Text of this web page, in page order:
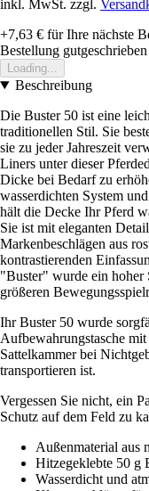
inkl. MwSt. zzgl.
+7,63 € für Ihre nächste
Bestellung gutgeschrieben
Loading...
Beschreibung
Die Buster 50 ist eine
traditionellen Stil. Sie
sie zu jeder Jahreszeit
Liners unter dieser
Dicke bei Bedarf zu
wasserdichten System
hält die Decke Ihr Pferd
Sie ist mit eleganten
Markenbeschlägen aus
kontrastierenden
"Buster" wurde ein hoher
größeren
Ihr Buster 50 wurde
Aufbewahrungstasche
Sattelkammer bei
transportieren ist.
Vergessen Sie nicht, ein
Schutz auf dem Feld zu
Außenmaterial aus
Hitzegeklebte 50 g
Wasserdicht und